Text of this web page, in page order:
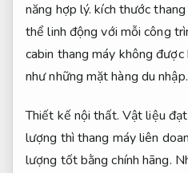
năng hợp lý. kích thước
thể linh động với mỗi công
cabin thang máy không
như những mặt hàng du nhập.
Thiết kế nội thất. Vật liệu đạt
lượng thì thang máy liên
lượng tốt bằng chính hãng.